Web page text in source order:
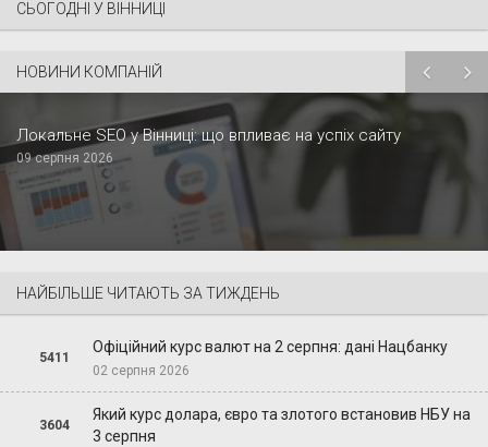
СЬОГОДНІ У ВІННИЦІ
НОВИНИ КОМПАНІЙ
Локальне SEO у Вінниці: що впливає на успіх сайту
09 серпня 2026
НАЙБІЛЬШЕ ЧИТАЮТЬ ЗА ТИЖДЕНЬ
5411
Офіційний курс валют на 2 серпня: дані Нацбанку
02 серпня 2026
3604
Який курс долара, євро та злотого встановив НБУ на
3 серпня